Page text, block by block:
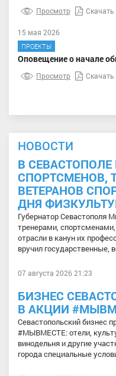
Просмотр Скачать
15 мая 2026
ПРОЕКТЫ
Оповещение о начале
Просмотр Скачать
НОВОСТИ
В
СПОРТСМЕНОВ,
ВЕТЕРАНОВ
ДНЯ
Губернатор Севастополя
тренерами,
отрасли в канун их
вручил государственные,
07 августа 2026 21:23
БИЗНЕС
В АКЦИИ
Севастопольский бизнес
#МЫВМЕСТЕ: отели,
винодельня и другие
города специальные